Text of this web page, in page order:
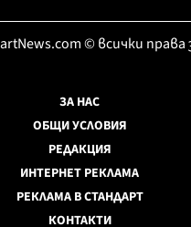
© всички права
ЗА НАС
ОБЩИ УСЛОВИЯ
РЕДАКЦИЯ
ИНТЕРНЕТ РЕКЛАМА
РЕКЛАМА В СТАНДАРТ
КОНТАКТИ